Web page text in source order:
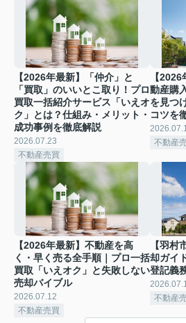
【2026年最新】「仲介」と
「買取」のいいとこ取り！プロ
買取一括紹介サービス「いえオ
ク」とは？仕組み・メリット・
成功事例を徹底解説
2026.07.23
不動産売買
【
動産購
を見つ
コツを
不動産
【2026年最新】不動産を高
く・早く売る全手順｜プロ一括
買取「いえオク」と失敗しない
売却バイブル
2026.07.12
不動産売買
【羽村
却ガイ
登記義
不動産